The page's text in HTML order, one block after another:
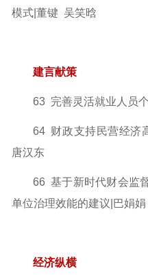
模式|董键 吴笑晗
建言献策
63 完善灵活就业人员
64 财政支持民营经济
唐汉东
66 基于新时代财会监
单位治理效能的建议|巴娟
经济纵横